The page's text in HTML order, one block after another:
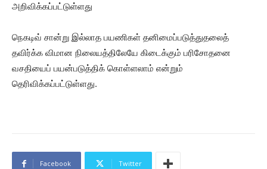
அறிவிக்கப்பட்டுள்ளது
நெகடிவ் சான்று இல்லாத பயணிகள் தனிமைப்படுத்துதலைத்
தவிர்க்க விமான நிலையத்திலேயே கிடைக்கும் பரிசோதனை
வசதியைப் பயன்படுத்திக் கொள்ளலாம் என்றும்
தெரிவிக்கப்பட்டுள்ளது.
Facebook Twitter